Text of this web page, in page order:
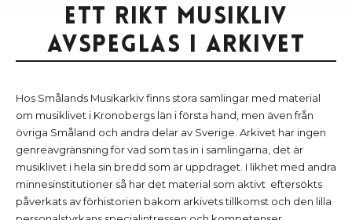
Ett rikt musikliv
avspeglas i arkivet
Hos Smålands Musikarkiv finns stora samlingar med material
om musiklivet i Kronobergs län i första hand, men även från
övriga Småland och andra delar av Sverige. Arkivet har ingen
genreavgränsning för vad som tas in i samlingarna, det är
musiklivet i hela sin bredd som är uppdraget. I likhet med andra
minnesinstitutioner så har det material som aktivt eftersökts
påverkats av förhistorien bakom arkivets tillkomst och den lilla